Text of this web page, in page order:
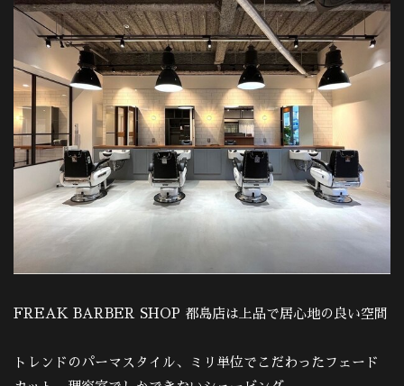
FREAK BARBER SHOP 都島店は上品で居心地の良い空間
トレンドのパーマスタイル、ミリ単位でこだわったフェード